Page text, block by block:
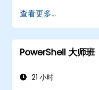
查看更多...
PowerShell 大师班
21 小时